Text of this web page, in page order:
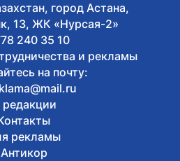
город Астана,
13, ЖК «Нурсая-2»
240 35 10
и рекламы
на почту:
редакции
рекламы
Антикор